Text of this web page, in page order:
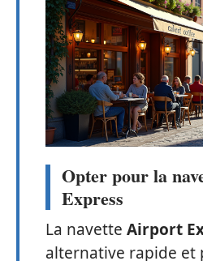
Opter pour la
Express
La navette Airport
alternative rapide